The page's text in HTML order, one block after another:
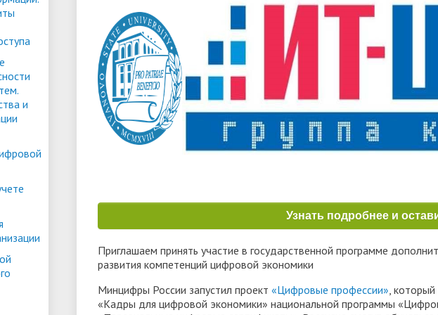
• Брендбук • Вход в систему ЭИОС
ИвГУ
• Вход в корпоративную почту
• Федеральный проект
трудоустройству выпускников
«Карьера»
• Дистанционные занятия для
иностранных студентов
• Страница добра
услуги
• Платные образовательные услуги
• Финансово-хозяйственная
деятельность
• Международное сотрудничество
• Внутренняя система оценки
качества образования
и
Узнать подробнее и
Приглашаем принять участие в государственной программе
развития компетенций цифровой экономики
Минцифры России запустил проект «Цифровые профессии» ,
«Кадры для цифровой экономики» национальной программы